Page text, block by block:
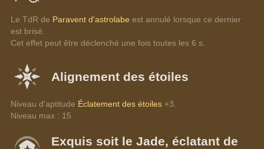
Le TdR de Paravent d'astrolabe est annulé lorsque ce dernier
est brisé.
Cet effet peut être déclenché une fois toutes les 6 s.
Alignement des étoiles
Niveau d'aptitude Éclatement des étoiles +3.
Niveau max : 15
Exquis soit le Jade, éclatant de